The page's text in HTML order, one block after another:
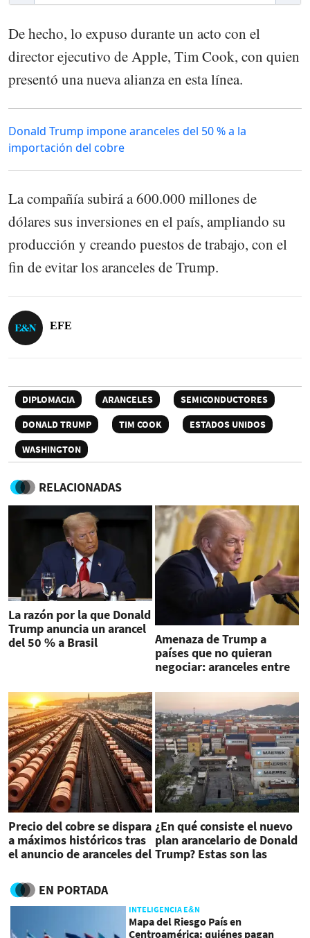
De hecho, lo expuso durante un acto con el
director ejecutivo de Apple, Tim Cook, con quien
presentó una nueva alianza en esta línea.
Donald Trump impone aranceles del 50 % a la
importación del cobre
La compañía subirá a 600.000 millones de
dólares sus inversiones en el país, ampliando su
producción y creando puestos de trabajo, con el
fin de evitar los aranceles de Trump.
EFE
DIPLOMACIA ARANCELES
SEMICONDUCTORES
DONALD TRUMP
TIM COOK
ESTADOS UNIDOS
WASHINGTON
RELACIONADAS
La razón por la que Donald
Trump anuncia un arancel
del 50 % a Brasil
Amenaza de Trump a
países que no quieran
negociar: aranceles entre
Precio del cobre se dispara
a máximos históricos tras
el anuncio de aranceles del
¿En qué consiste el nuevo
plan arancelario de Donald
Trump? Estas son las
EN PORTADA
INTELIGENCIA E&N
Mapa del Riesgo País en
Centroamérica: quiénes pagan